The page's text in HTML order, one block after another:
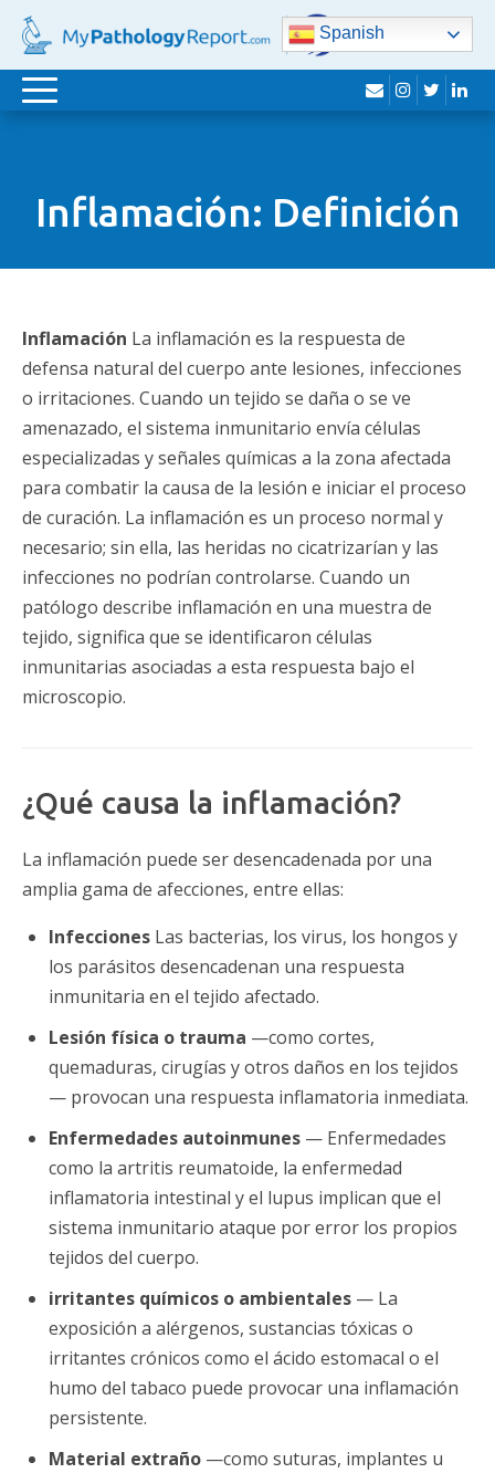
Spanish
Navegación
sobreInstagram
Twitter
Inflamación: Definición
Inflamación La inflamación es la respuesta de
defensa natural del cuerpo ante lesiones, infecciones
o irritaciones. Cuando un tejido se daña o se ve
amenazado, el sistema inmunitario envía células
especializadas y señales químicas a la zona afectada
para combatir la causa de la lesión e iniciar el proceso
de curación. La inflamación es un proceso normal y
necesario; sin ella, las heridas no cicatrizarían y las
infecciones no podrían controlarse. Cuando un
patólogo describe inflamación en una muestra de
tejido, significa que se identificaron células
inmunitarias asociadas a esta respuesta bajo el
microscopio.
¿Qué causa la inflamación?
La inflamación puede ser desencadenada por una
amplia gama de afecciones, entre ellas:
Infecciones Las bacterias, los virus, los hongos y
los parásitos desencadenan una respuesta
inmunitaria en el tejido afectado.
Lesión física o trauma —como cortes,
quemaduras, cirugías y otros daños en los tejidos
— provocan una respuesta inflamatoria inmediata.
Enfermedades autoinmunes — Enfermedades
como la artritis reumatoide, la enfermedad
inflamatoria intestinal y el lupus implican que el
sistema inmunitario ataque por error los propios
tejidos del cuerpo.
irritantes químicos o ambientales — La
exposición a alérgenos, sustancias tóxicas o
irritantes crónicos como el ácido estomacal o el
humo del tabaco puede provocar una inflamación
persistente.
Material extraño —como suturas, implantes u